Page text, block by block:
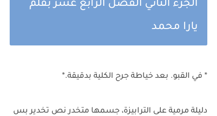
الجزء الثاني الفصل الرابع عشر بقلم
يارا محمد
* في القبو. بعد خياطة جرح الكلية بدقيقة.*
دليلة مرمية على الترابيزة، جسمها متخدر نص تخدير بس